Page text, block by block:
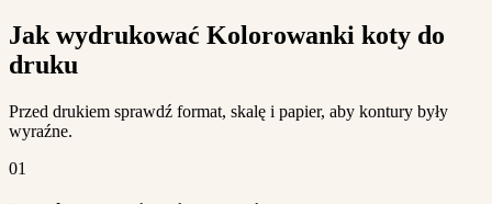
Jak wydrukować Kolorowanki koty do
druku
Przed drukiem sprawdź format, skalę i papier, aby kontury były
wyraźne.
01